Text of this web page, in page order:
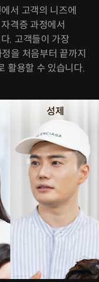
서 고객의 니즈에
격증 과정에서
. 고객들이 가장
을 처음부터 끝까지
활용할 수 있습니다.